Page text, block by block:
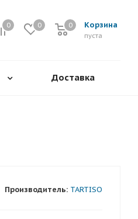
0 0 Корзина
0
пуста
0
Доставка
Производитель: TARTISO